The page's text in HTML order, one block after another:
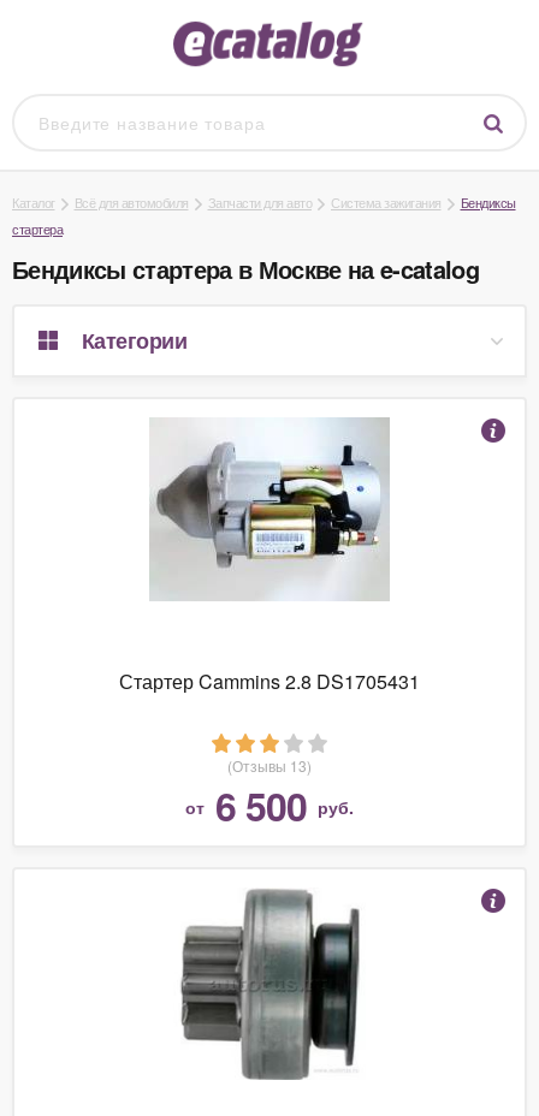
Каталог Всё для автомобиля Запчасти для авто Система зажигания
Бендиксы
стартера
Бендиксы стартера в Москве на e-catalog
Категории
Стартер Cammins 2.8 DS1705431
(Отзывы 13)
от 6 500 руб.